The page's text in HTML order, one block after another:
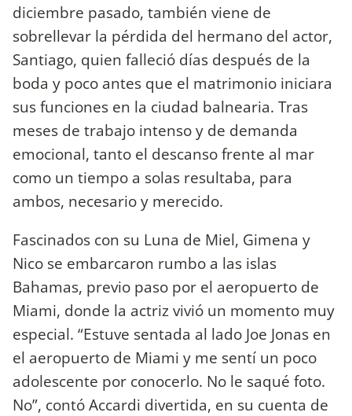
diciembre pasado, también viene de
sobrellevar la pérdida del hermano del actor,
Santiago, quien falleció días después de la
boda y poco antes que el matrimonio iniciara
sus funciones en la ciudad balnearia. Tras
meses de trabajo intenso y de demanda
emocional, tanto el descanso frente al mar
como un tiempo a solas resultaba, para
ambos, necesario y merecido.
Fascinados con su Luna de Miel, Gimena y
Nico se embarcaron rumbo a las islas
Bahamas, previo paso por el aeropuerto de
Miami, donde la actriz vivió un momento muy
especial. “Estuve sentada al lado Joe Jonas en
el aeropuerto de Miami y me sentí un poco
adolescente por conocerlo. No le saqué foto.
No”, contó Accardi divertida, en su cuenta de